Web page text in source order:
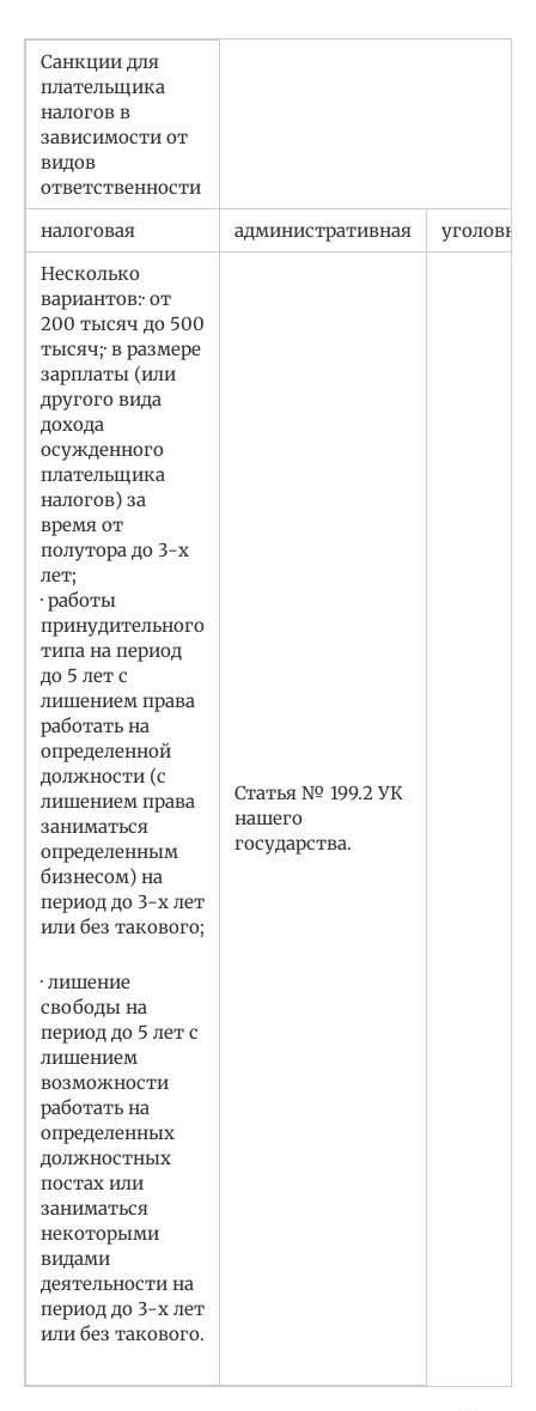
Санкции для
плательщика
налогов в
зависимости от
видов
ответственности
налоговая
административная
уголовная
Несколько
вариантов:· от
200 тысяч до 500
тысяч;· в размере
зарплаты (или
другого вида
дохода
осужденного
плательщика
налогов) за
время от
полутора до 3-х
лет;
· работы
принудительного
типа на период
до 5 лет с
лишением права
работать на
определенной
должности (с
лишением права
заниматься
определенным
бизнесом) на
период до 3-х лет
или без такового;
· лишение
свободы на
период до 5 лет с
лишением
возможности
работать на
определенных
должностных
постах или
заниматься
некоторыми
видами
деятельности на
период до 3-х лет
или без такового.
Статья № 199.2 УК
нашего
государства.